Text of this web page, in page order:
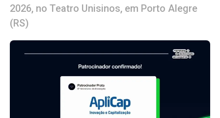
2026, no Teatro Unisinos, em Porto Alegre
(RS)